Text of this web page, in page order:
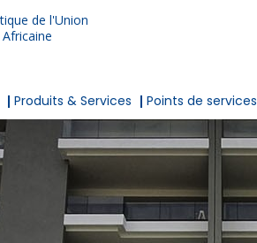
de l'Union
Produits & Services Points de services